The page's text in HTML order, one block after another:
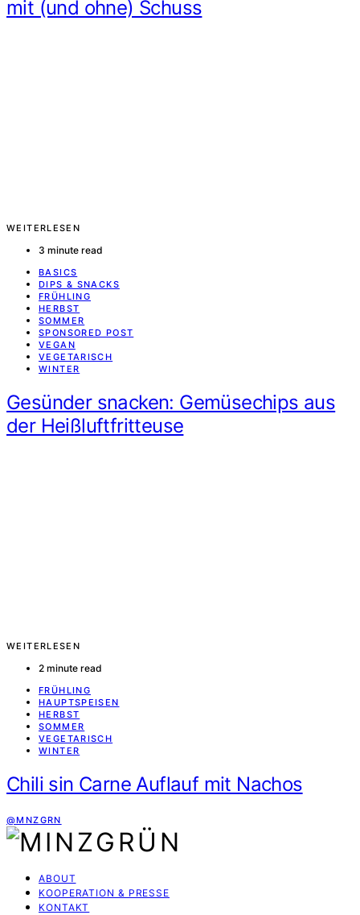
mit (und ohne) Schuss
WEITERLESEN
3 minute read
BASICS
DIPS & SNACKS
FRÜHLING
HERBST
SOMMER
SPONSORED POST
VEGAN
VEGETARISCH
WINTER
Gesünder snacken: Gemüsechips aus
der Heißluftfritteuse
WEITERLESEN
2 minute read
FRÜHLING
HAUPTSPEISEN
HERBST
SOMMER
VEGETARISCH
WINTER
Chili sin Carne Auflauf mit Nachos
@MNZGRN
ABOUT
KOOPERATION & PRESSE
KONTAKT